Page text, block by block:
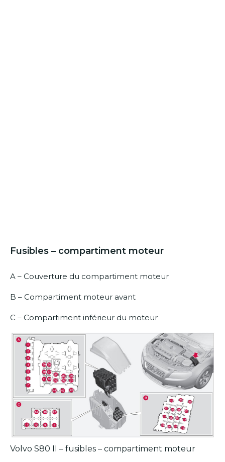
Fusibles – compartiment moteur
A – Couverture du compartiment moteur
B – Compartiment moteur avant
C – Compartiment inférieur du moteur
Volvo S80 II – fusibles – compartiment moteur